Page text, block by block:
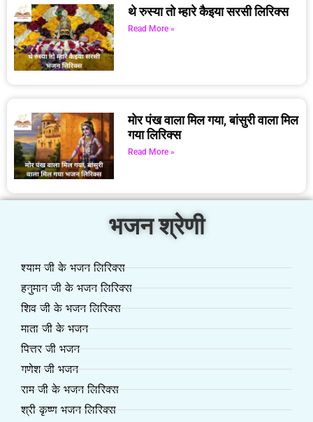
थे रुस्या तो म्हारे कैइया सरसी लिरिक्स
Read More »
मोर पंख वाला मिल गया, बांसुरी वाला मिल
गया लिरिक्स
Read More »
भजन श्रेणी
श्याम जी के भजन लिरिक्स
हनुमान जी के भजन लिरिक्स
शिव जी के भजन लिरिक्स
माता जी के भजन
पित्तर जी भजन
गणेश जी भजन
राम जी के भजन लिरिक्स
श्री कृष्ण भजन लिरिक्स